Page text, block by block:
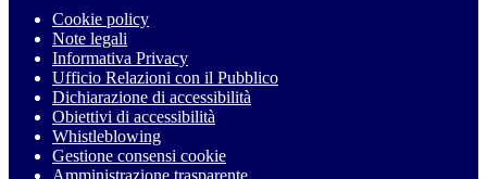
Cookie policy
Note legali
Informativa Privacy
Ufficio Relazioni con il Pubblico
Dichiarazione di accessibilità
Obiettivi di accessibilità
Whistleblowing
Gestione consensi cookie
Amministrazione trasparente